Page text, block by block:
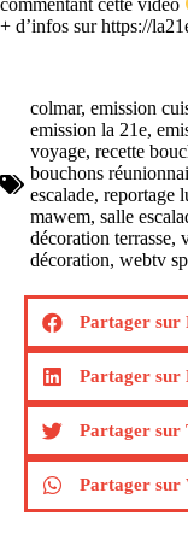
commentant cette vidéo
+ d’infos sur https://
colmar, emission
emission la 21e,
voyage, recette
bouchons
escalade, reportage
mawem, salle
décoration terrasse,
décoration, webtv
Partager sur
Partager sur
Partager sur
Partager sur